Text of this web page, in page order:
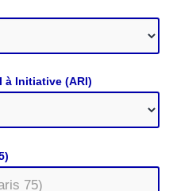
à Initiative (ARI)